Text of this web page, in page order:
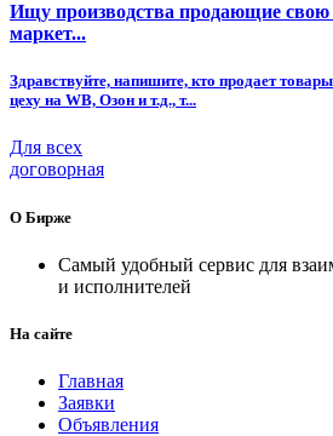
Ищу производства продающие
маркет...
Здравствуйте, напишите, кто продает
цеху на WB, Озон и т.д., т...
Для всех
договорная
О Бирже
Самый удобный сервис для
и исполнителей
На сайте
Главная
Заявки
Объявления